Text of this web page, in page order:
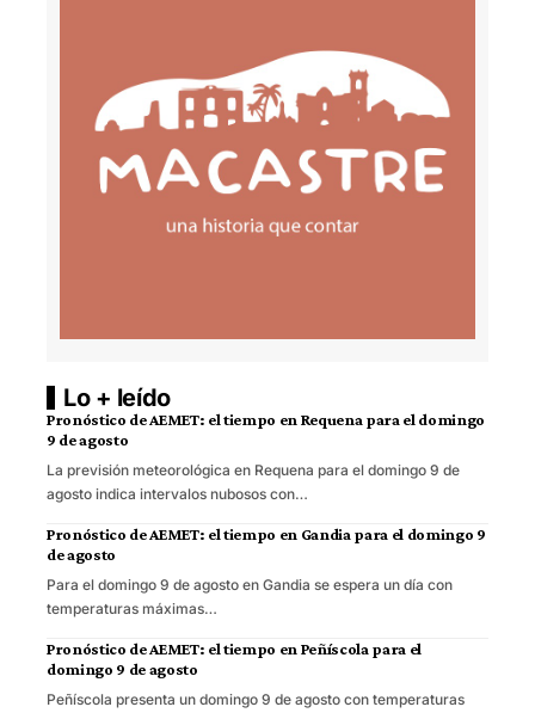
Lo + leído
Pronóstico de AEMET: el tiempo en Requena para el domingo
9 de agosto
La previsión meteorológica en Requena para el domingo 9 de
agosto indica intervalos nubosos con…
Pronóstico de AEMET: el tiempo en Gandia para el domingo 9
de agosto
Para el domingo 9 de agosto en Gandia se espera un día con
temperaturas máximas…
Pronóstico de AEMET: el tiempo en Peñíscola para el
domingo 9 de agosto
Peñíscola presenta un domingo 9 de agosto con temperaturas